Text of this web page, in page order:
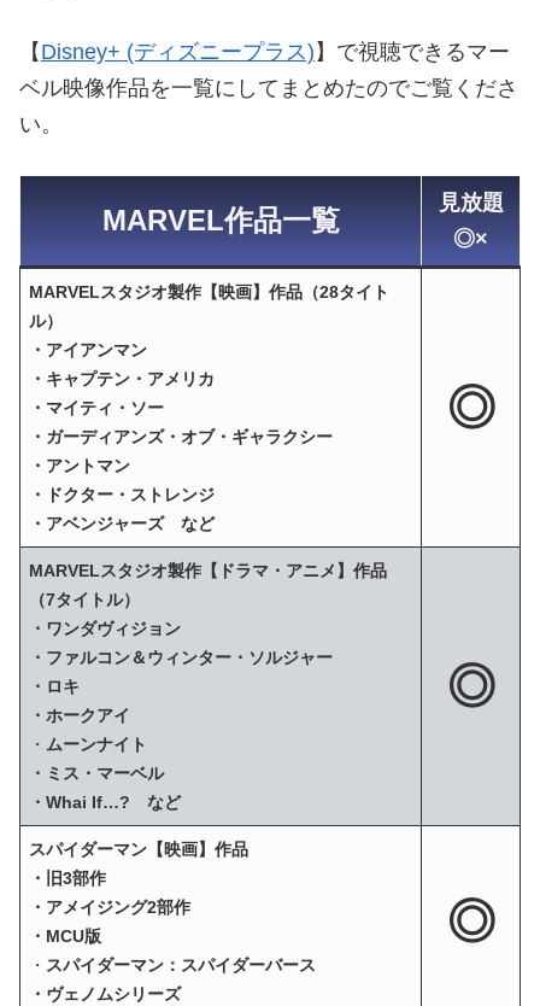
【 Disney+ (ディズニープラス) 】で視聴できるマー
ベル映像作品を一覧にしてまとめたのでご覧くださ
い。
MARVEL作品一覧
見放題
◎×
MARVELスタジオ製作【映画】作品（28タイト
ル）
・アイアンマン
・キャプテン・アメリカ
・マイティ・ソー
・ガーディアンズ・オブ・ギャラクシー
・アントマン
・ドクター・ストレンジ
・アベンジャーズ など
◎
MARVELスタジオ製作【ドラマ・アニメ】作品
（7タイトル）
・ワンダヴィジョン
・ファルコン＆ウィンター・ソルジャー
・ロキ
・ホークアイ
・ ムーンナイト
・ミス・マーベル
・Whai If…? など
◎
スパイダーマン【映画】作品
・旧3部作
・アメイジング2部作
・MCU版
・ スパイダーマン：スパイダーバース
・ヴェノムシリーズ
◎